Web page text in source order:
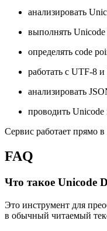
анализировать
выполнять Unicode
определять code
работать с UTF-8
анализировать
проводить Unicode
Сервис работает прямо в
FAQ
Что такое Unicode
Это инструмент для
в обычный читаемый